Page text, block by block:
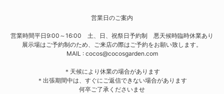
営業日のご案内
営業時間平日9:00～16:00 土、日、祝祭日予約制 悪天候時臨時休業あり
展示場はご予約制のため、ご来店の際はご予約をお願い致します。
MAIL : cocos@cocosgarden.com
＊天候により休業の場合があります
＊出張期間中は、すぐにご返信できない場合があります
何卒ご了承くださいませ